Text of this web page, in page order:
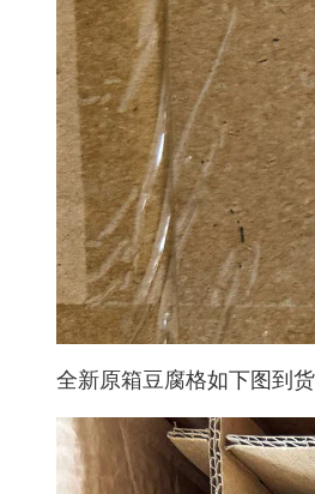
全新原箱豆腐格如下图到货